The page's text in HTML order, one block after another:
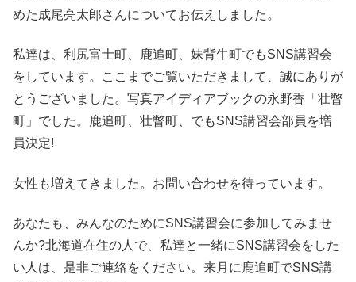
めた成尾亮太郎さんについてお伝えしました。
私達は、利尻富士町、鹿追町、妹背牛町でもSNS講習会
をしています。ここまでご覧いただきまして、誠にありが
とうございました。写真アイディアブックの永野香「壮瞥
町」でした。鹿追町、壮瞥町、でもSNS講習会部員を増
員決定!
女性も増えてきました。お問い合わせを待っています。
あなたも、みんなのためにSNS講習会に参加してみませ
んか?北海道在住の人で、私達と一緒にSNS講習会をした
い人は、是非ご連絡をください。来月に鹿追町でSNS講